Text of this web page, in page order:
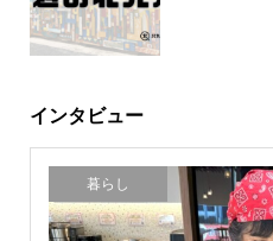
インタビュー
暮らし